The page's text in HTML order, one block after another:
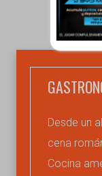
Desde un
cena
Cocina